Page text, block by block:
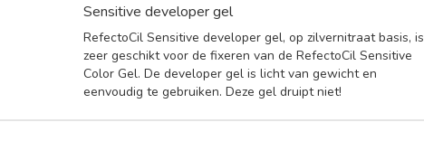
Sensitive developer gel
RefectoCil Sensitive developer gel, op zilvernitraat basis, is
zeer geschikt voor de fixeren van de RefectoCil Sensitive
Color Gel. De developer gel is licht van gewicht en
eenvoudig te gebruiken. Deze gel druipt niet!